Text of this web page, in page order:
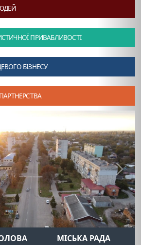
ПРИВАБЛИВОСТІ
БІЗНЕСУ
Next
МІСЬКА РАДА